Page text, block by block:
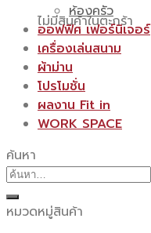
ไม่มีสินค้าในตะกร้า
ห้องครัว
ออฟฟิศ เฟอร์นิเจอร์
เครื่องเล่นสนาม
ผ้าม่าน
โปรโมชั่น
ผลงาน Fit in
WORK SPACE
ค้นหา
ค้นหา:
หมวดหมู่สินค้า